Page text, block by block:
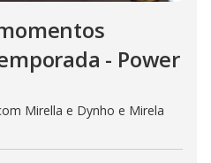
- Power
Mirella e Dynho e Mirela